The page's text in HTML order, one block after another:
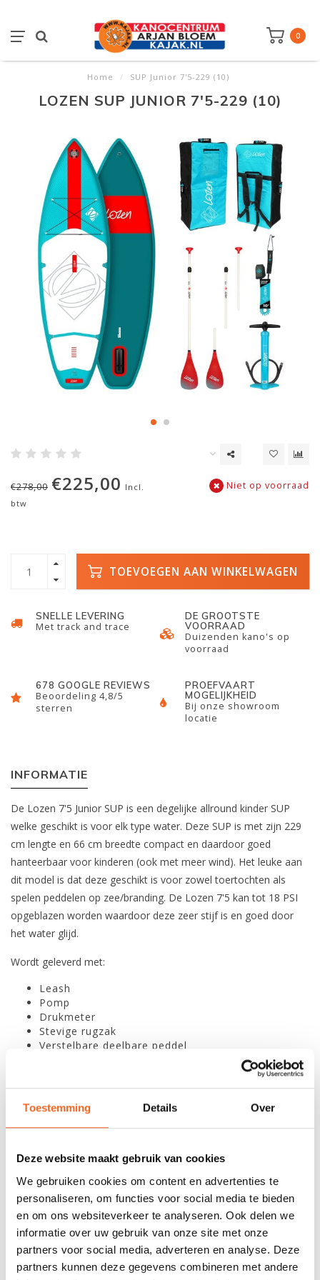
Toestemming Details Over
Deze website maakt gebruik van cookies
We gebruiken cookies om content en advertenties te
personaliseren, om functies voor social media te bieden
en om ons websiteverkeer te analyseren. Ook delen we
informatie over uw gebruik van onze site met onze
partners voor social media, adverteren en analyse. Deze
partners kunnen deze gegevens combineren met andere
0
Home / SUP Junior 7'5-229 (10)
LOZEN SUP JUNIOR 7'5-229 (10)
€278,00 €225,00 Incl.
btw
Niet op voorraad
TOEVOEGEN AAN WINKELWAGEN
SNELLE LEVERING
Met track and trace
DE GROOTSTE
VOORRAAD
Duizenden kano's op
voorraad
678 GOOGLE REVIEWS
Beoordeling 4,8/5
sterren
PROEFVAART
MOGELIJKHEID
Bij onze showroom
locatie
INFORMATIE
De Lozen 7'5 Junior SUP is een degelijke allround kinder SUP
welke geschikt is voor elk type water. Deze SUP is met zijn 229
cm lengte en 66 cm breedte compact en daardoor goed
hanteerbaar voor kinderen (ook met meer wind). Het leuke aan
dit model is dat deze geschikt is voor zowel toertochten als
spelen peddelen op zee/branding. De Lozen 7'5 kan tot 18 PSI
opgeblazen worden waardoor deze zeer stijf is en goed door
het water glijd.
Wordt geleverd met:
Leash
Pomp
Drukmeter
Stevige rugzak
Verstelbare deelbare peddel
N.B. Mocht uw sup langzaam leeglopen dan is de kans groot dat
uw ventiel niet strak genoeg is aangedraaid. In het reparatie
setje zit een kunststof sleutel welke in het ventiel past. Hiermee
SPECIFICATIES
Lengte: 229 cm / 7'5
Breedte: 66 cm / 26"
Dikte: 10 cm